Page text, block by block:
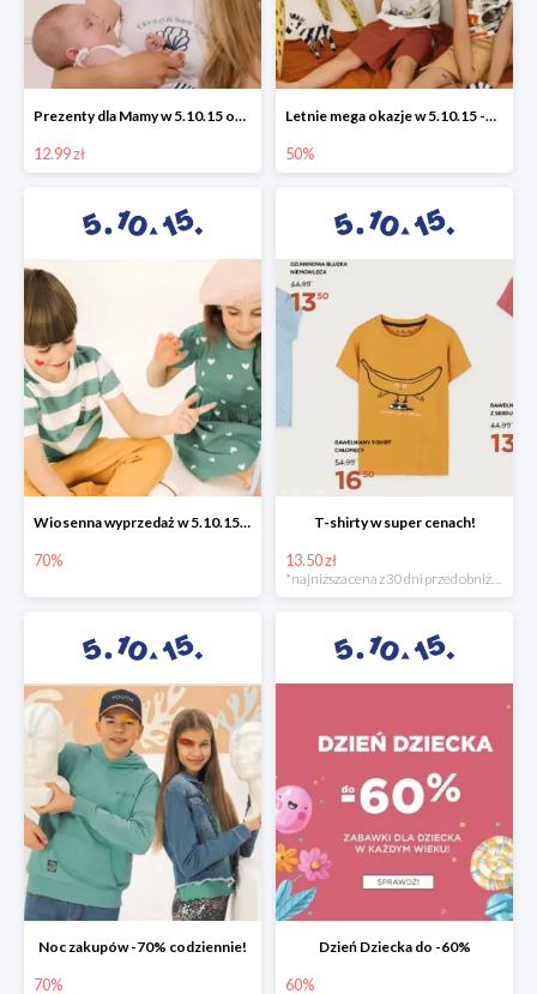
Prezenty dla Mamy w 5.10.15 od 12,99 zł
12.99 zł
Letnie mega okazje w 5.10.15 -50%
50%
Wiosenna wyprzedaż w 5.10.15 -70%
70%
T-shirty w super cenach!
13.50 zł
*najniższa cena z 30 dni przed obniżką
Noc zakupów -70% codziennie!
70%
Dzień Dziecka do -60%
60%